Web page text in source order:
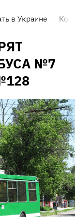
в Украине
№7